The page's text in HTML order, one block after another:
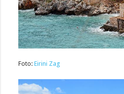
Foto:Eirini Zag